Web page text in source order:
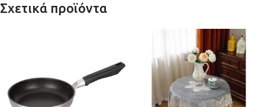
Σχετικά προϊόντα